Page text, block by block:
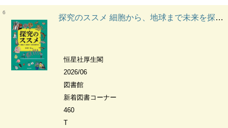
6
探究のススメ 細胞から、地球まで未来を探究する
恒星社厚生閣
2026/06
図書館
新着図書コーナー
460
T